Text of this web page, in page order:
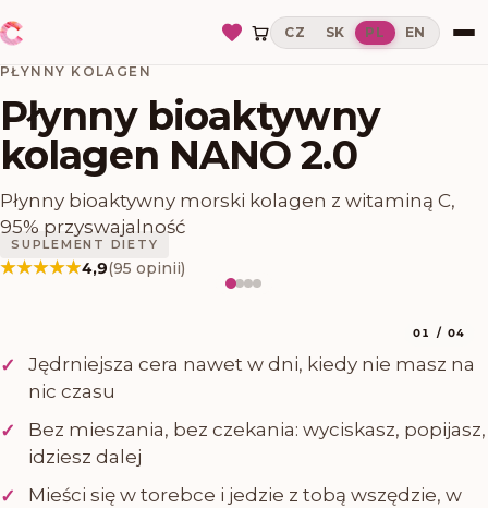
CZ SK PL EN
01 / 04
PŁYNNY KOLAGEN
Płynny bioaktywny
kolagen NANO 2.0
Płynny bioaktywny morski kolagen z witaminą C,
95% przyswajalność
SUPLEMENT DIETY
★★★★★
★★★★★4,9(95 opinii)
✓
Jędrniejsza cera nawet w dni, kiedy nie masz na
nic czasu
✓
Bez mieszania, bez czekania: wyciskasz, popijasz,
idziesz dalej
✓
Mieści się w torebce i jedzie z tobą wszędzie, w